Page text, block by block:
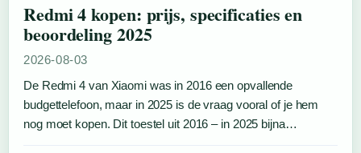
Redmi 4 kopen: prijs, specificaties en
beoordeling 2025
2026-08-03
De Redmi 4 van Xiaomi was in 2016 een opvallende
budgettelefoon, maar in 2025 is de vraag vooral of je hem
nog moet kopen. Dit toestel uit 2016 – in 2025 bijna…